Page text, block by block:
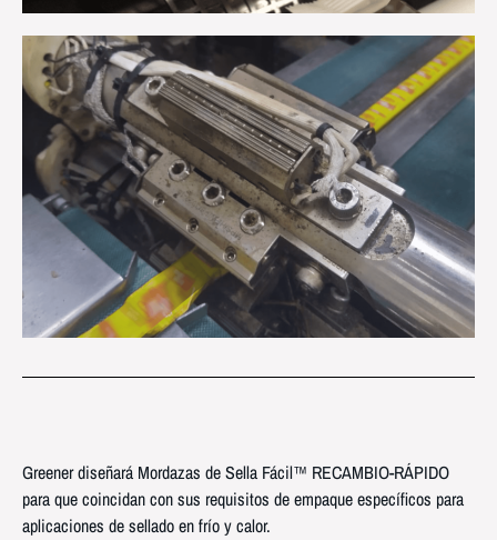
Greener diseñará Mordazas de Sella Fácil™ RECAMBIO-RÁPIDO
para que coincidan con sus requisitos de empaque específicos para
aplicaciones de sellado en frío y calor.